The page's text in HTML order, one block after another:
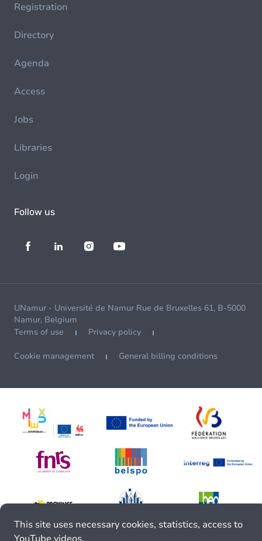
Registration
Directory
Agenda
Access
Jobs
Libraries
Login
Follow us
UNamur - Université de Namur Rue de Bruxelles 61, B-5000
Namur, Belgium
Terms of use
Privacy policy
Cookie management General billing conditions
This site uses necessary cookies, statistics, access to